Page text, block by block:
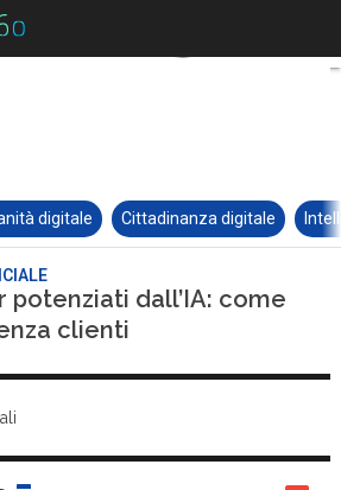
digitale Cittadinanza digitale
dall’IA: come
clienti